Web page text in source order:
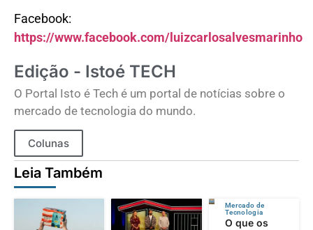
Facebook:
https://www.facebook.com/luizcarlosalvesmarinho
Edição - Istoé TECH
O Portal Isto é Tech é um portal de notícias sobre o
mercado de tecnologia do mundo.
Colunas
Leia Também
Mercado de
Tecnologia
O que os